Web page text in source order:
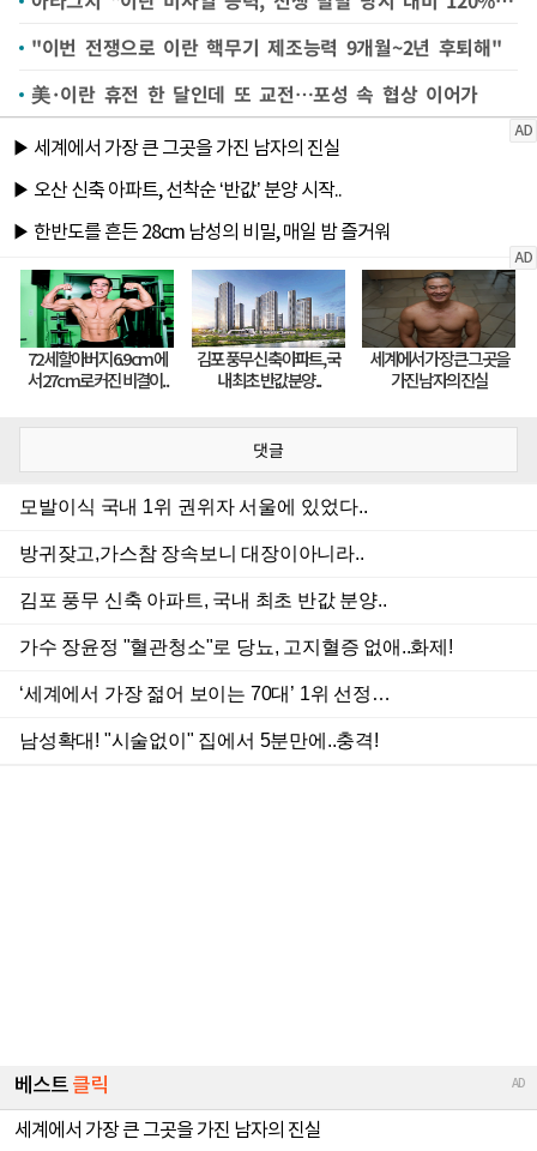
"이번 전쟁으로 이란 핵무기 제조능력 9개월~2년 후퇴해"
美·이란 휴전 한 달인데 또 교전…포성 속 협상 이어가
댓글